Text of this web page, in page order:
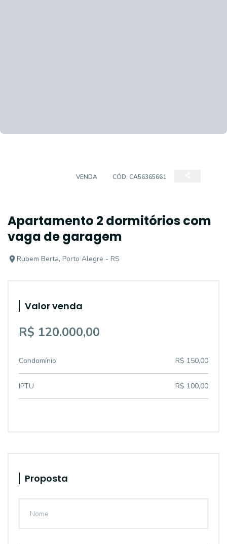
VENDA CÓD: CA56365661
Apartamento 2 dormitórios com
vaga de garagem
Rubem Berta, Porto Alegre - RS
Valor venda
R$ 120.000,00
Condomínio R$ 150,00
IPTU R$ 100,00
Proposta